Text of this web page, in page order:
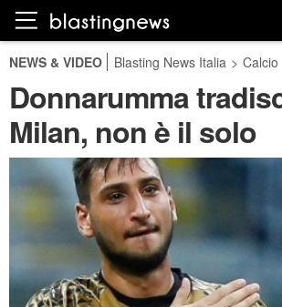
NEWS & VIDEO Blasting News Italia > Calcio
Donnarumma
Milan, non è il solo